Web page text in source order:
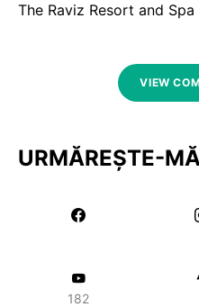
The Raviz Resort and
VIEW
URMĂREȘTE-
182